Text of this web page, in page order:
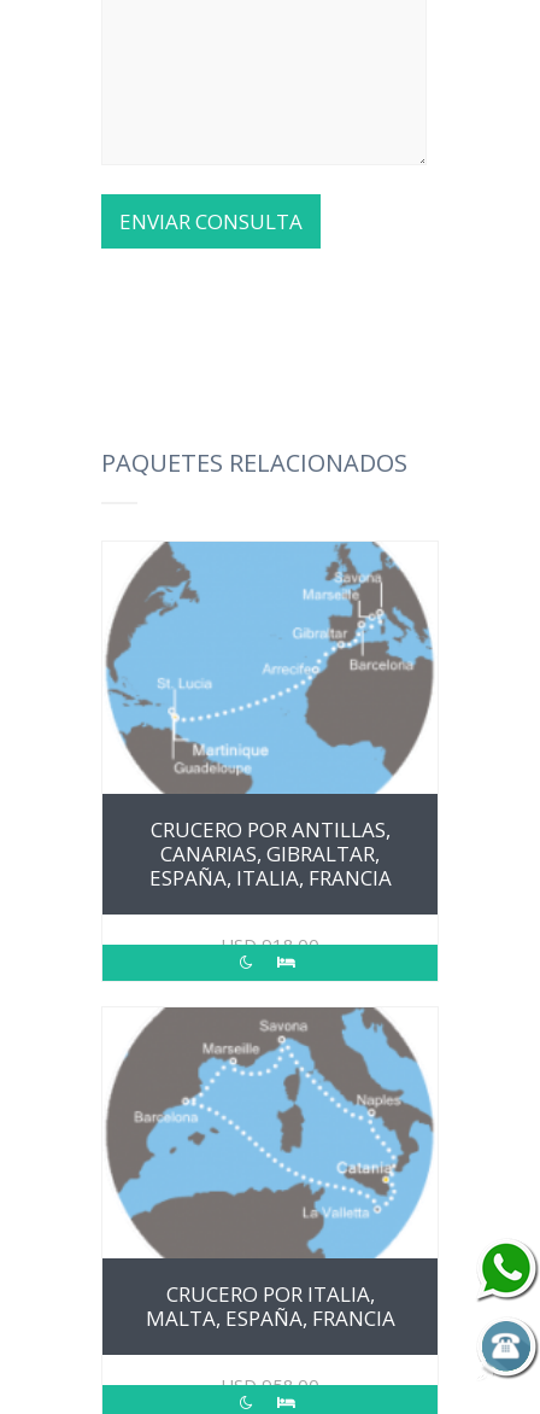
PAQUETES RELACIONADOS
CRUCERO POR ANTILLAS,
CANARIAS, GIBRALTAR,
ESPAÑA, ITALIA, FRANCIA
USD918.00
CRUCERO POR ITALIA,
MALTA, ESPAÑA, FRANCIA
USD958.00